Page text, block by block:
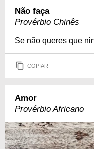
Não faça
Provérbio Chinês
Se não queres que
COPIAR
Amor
Provérbio Africano